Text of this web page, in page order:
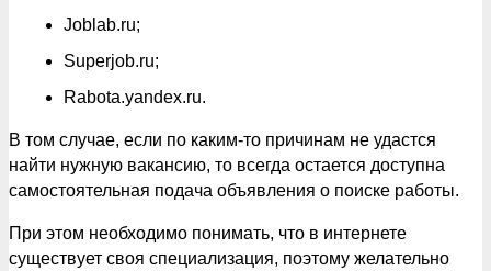
Joblab.ru;
Superjob.ru;
Rabota.yandex.ru.
В том случае, если по каким-то причинам не удастся
найти нужную вакансию, то всегда остается доступна
самостоятельная подача объявления о поиске работы.
При этом необходимо понимать, что в интернете
существует своя специализация, поэтому желательно